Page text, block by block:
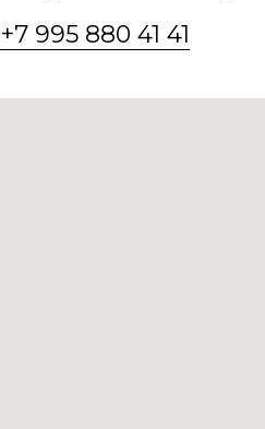
+7 995 880 41 41